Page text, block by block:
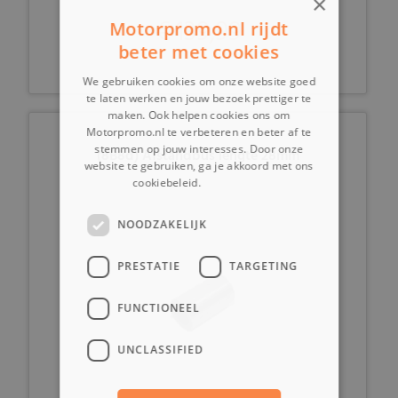
€ 139,99
(8B8d) Afstandbus lengte 28mm
Motorpromo.nl rijdt
beter met cookies
We gebruiken cookies om onze website goed
te laten werken en jouw bezoek prettiger te
maken. Ook helpen cookies ons om
Motorpromo.nl te verbeteren en beter af te
stemmen op jouw interesses. Door onze
website te gebruiken, ga je akkoord met ons
cookiebeleid.
NOODZAKELIJK
PRESTATIE TARGETING
FUNCTIONEEL
UNCLASSIFIED